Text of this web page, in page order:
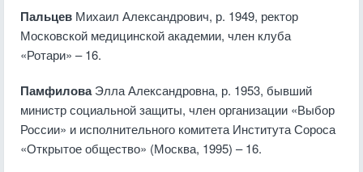
Пальцев Михаил Александрович, р. 1949, ректор
Московской медицинской академии, член клуба
«Ротари» – 16.
ПамфиловаЭлла Александровна, р. 1953, бывший
министр социальной защиты, член организации «Выбор
России» и исполнительного комитета Института Сороса
«Открытое общество» (Москва, 1995) – 16.